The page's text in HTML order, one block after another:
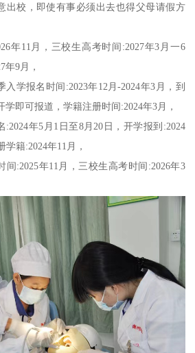
出校，即使有事必须出去也得父母请假方
年11月，三校生高考时间:2027年3月一6
年9月，
学报名时间:2023年12月-2024年3月，到
学即可报道，学籍注册时间:2024年3月，
年5月1日至8月20日，开学报到:2024
籍:2024年11月，
:2025年11月，三校生高考时间:2026年3